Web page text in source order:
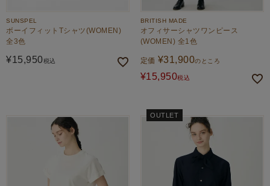
SUNSPEL
ボーイフィットTシャツ(WOMEN)
全3色
¥15,950税込
BRITISH MADE
オフィサーシャツワンピース
(WOMEN) 全1色
定価 ¥31,900のところ
¥15,950税込
OUTLET